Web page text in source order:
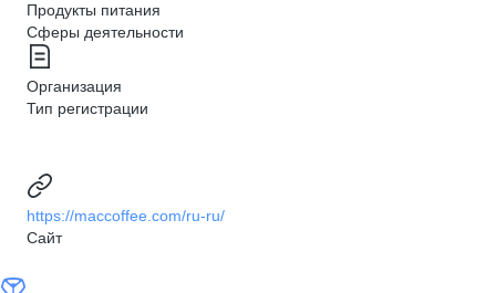
Продукты питания
Сферы деятельности
Организация
Тип регистрации
https://maccoffee.com/ru-ru/
Сайт